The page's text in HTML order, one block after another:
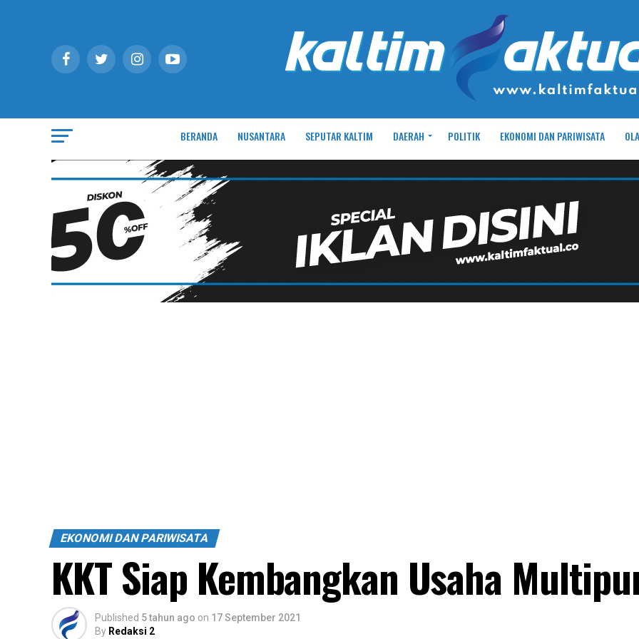
BERANDA NUSANTARA SEPUTAR KALTIM DAERAH POLITIK EKONOMI DAN PARIWISATA
EKONOMI DAN PARIWISATA
KKT Siap Kembangkan Usaha
Published 5 tahun ago on 17 September 2021
By Redaksi 2